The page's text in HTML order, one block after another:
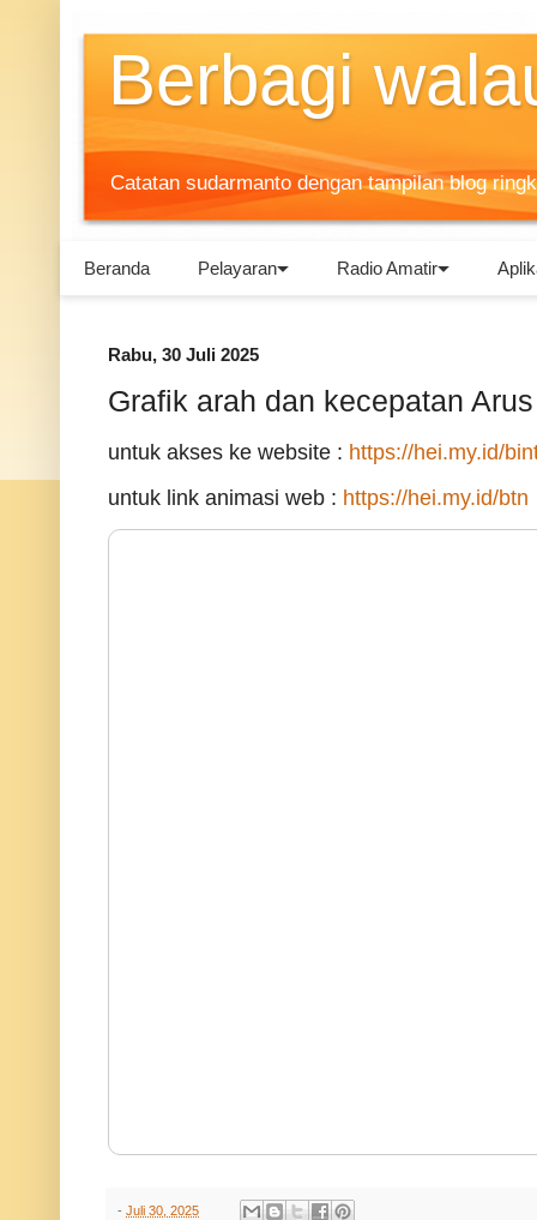
Berbagi
Catatan sudarmanto dengan tampilan blog
Rabu, 30 Juli 2025
Grafik arah dan kecepatan
untuk akses ke website : https://hei.my.id/
untuk link animasi web : https://hei.my.id/btn
- Juli 30, 2025
Beranda Pelayaran Radio Amatir